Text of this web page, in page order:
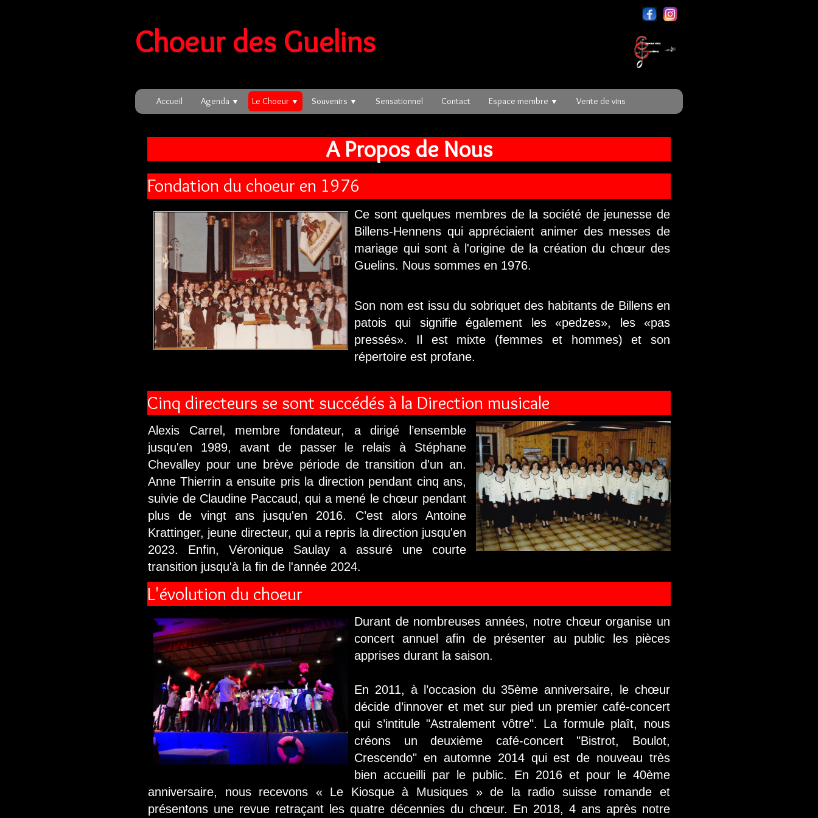
Choeur des Guelins
Accueil Agenda ▼ Le Choeur ▼ Souvenirs ▼ Sensationnel Contact Espace membre ▼ Vente de vins
A Propos de Nous
Fondation du choeur en 1976
Ce sont quelques membres de la société de jeunesse de
Billens-Hennens qui appréciaient animer des messes de
mariage qui sont à l'origine de la création du chœur des
Guelins. Nous sommes en 1976.
Son nom est issu du sobriquet des habitants de Billens en
patois qui signifie également les «pedzes», les «pas
pressés». Il est mixte (femmes et hommes) et son
répertoire est profane.
Cinq directeurs se sont succédés à la Direction musicale
Alexis Carrel, membre fondateur, a dirigé l’ensemble
jusqu'en 1989, avant de passer le relais à Stéphane
Chevalley pour une brève période de transition d'un an.
Anne Thierrin a ensuite pris la direction pendant cinq ans,
suivie de Claudine Paccaud, qui a mené le chœur pendant
plus de vingt ans jusqu'en 2016. C’est alors Antoine
Krattinger, jeune directeur, qui a repris la direction jusqu'en
2023. Enfin, Véronique Saulay a assuré une courte
transition jusqu'à la fin de l'année 2024.
L'évolution du choeur
Durant de nombreuses années, notre chœur organise un
concert annuel afin de présenter au public les pièces
apprises durant la saison.
En 2011, à l’occasion du 35ème anniversaire, le chœur
décide d’innover et met sur pied un premier café-concert
qui s’intitule "Astralement vôtre". La formule plaît, nous
créons un deuxième café-concert "Bistrot, Boulot,
Crescendo" en automne 2014 qui est de nouveau très
bien accueilli par le public. En 2016 et pour le 40ème
anniversaire, nous recevons « Le Kiosque à Musiques » de la radio suisse romande et
présentons une revue retraçant les quatre décennies du chœur. En 2018, 4 ans après notre